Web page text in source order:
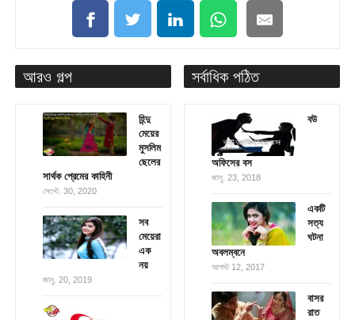
আরও গল্প
হিন্দু
মেয়ের
মুসলিম
ছেলের
সার্থক প্রেমের কাহিনী
সেপ্টে. 30, 2020
সব
মেয়েরা
এক
নয়
জানু. 20, 2019
সর্বাধিক পঠিত
বউ
অফিসের বস
জানু. 23, 2018
একটি
সত্য
ঘটনা
অবলম্বনে
আগস্ট 12, 2017
বাসর
রাত